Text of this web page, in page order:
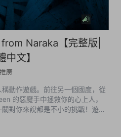
Naraka【完整版|
文】
推廣
動作遊戲。前往另一個國度，從
的惡魔手中拯救你的心上人，
對你來說都是不小的挑戰！遊戲